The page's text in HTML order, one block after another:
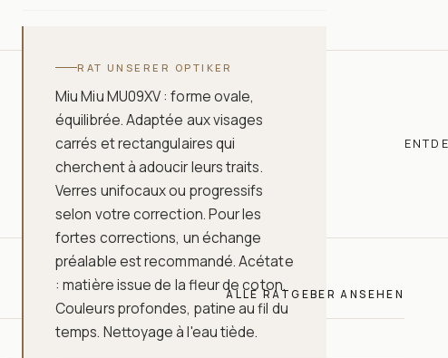
RAT UNSERER OPTIKER
Miu Miu MU09XV : forme ovale,
équilibrée. Adaptée aux visages
carrés et rectangulaires qui
cherchent à adoucir leurs traits.
Verres unifocaux ou progressifs
selon votre correction. Pour les
fortes corrections, un échange
préalable est recommandé. Acétate
: matière issue de la fleur de coton.
Couleurs profondes, patine au fil du
temps. Nettoyage à l'eau tiède.
ALLE RATGEBER ANSEHEN